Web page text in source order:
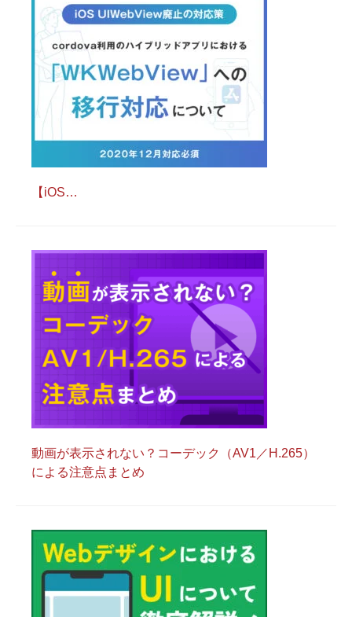
【iOS…
動画が表示されない？コーデック（AV1／H.265）
による注意点まとめ